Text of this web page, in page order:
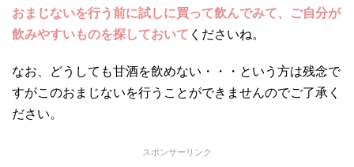
おまじないを行う前に試しに買って飲んでみて、ご自分が
飲みやすいものを探しておいて くださいね。
なお、どうしても甘酒を飲めない・・・という方は残念で
すがこのおまじないを行うことができませんのでご了承く
ださい。
スポンサーリンク